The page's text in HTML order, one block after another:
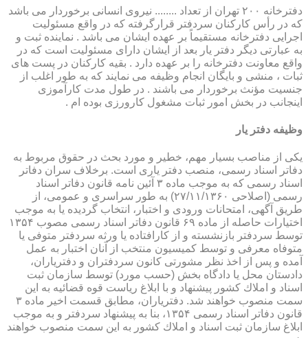
دفترخانه ۲۰۰ تهران از تعداد ........ نیروی انسانی برخوردار می باشد
که در رأس کارکنان سردفتر قرارگرفته که در واقع مسئولیت
اجرایی دفترخانه مستقیماً بر عهده ایشان می باشد . نماینده ثبت و
به عبارتی دیگر دفتر یار بعد از ایشان دارای مسئولیت است که در
واقع معاونت دفترخانه را بر عهده دارد . بقیه کارکنان در پست های
ثبات ، منشی و بایگان انجام وظیفه می نمایند که به طور اغلب از
جنسیت مؤنث برخوردار می باشند . در طول مدت کارآموزی
اینجانب در بخش امور ثبات مشغول کارورزی بوده ام .
وظیفه دفتر یار
یكی از مناصب بسیار مهم، خطیر و مورد بحث در حقوق مربوط به
دفاتر اسناد رسمی، منصب دفتر یاری است. برخلاف سران دفاتر
اسناد رسمی كه به موجب ماده ۳ آئین نامه قانون دفاتر اسناد
رسمی (اصلاحی ۲۷/۱۱/۱۳۶۰) به طور سراسری و عمومی، از
طریق آگهی، امتحانات ورودی و اختبار، انتخاب گردیده یا به موجب
اختیارات حاصله از ماده ۶۹ قانون دفاتر اسناد رسمی مصوب ۱۳۵۴
توسط سردفتر بازنشسته و از كارافتاده یا ورثه سردفتر متوفی یا
متوفاه معرفی و توسط كمیسیون منتخب از آنان اختبار به عمل
آمده و پس از اخذ نظر مشورتی كانون سردفتران و دفتریاران،
دادستان محل یا دادگاه بخش (حسب مورد) توسط سازمان ثبت
اسناد و املاك كشور پیشنهاد و با ابلاغ ریاست قوه قضائیه به این
سمت منصوب خواهند شد. دفتریاران، مطابق قسمت اخیر ماده ۳
قانون دفاتر اسناد رسمی ۱۳۵۴، بنا به پیشنهاد سردفتر و به موجب
ابلاغ سازمان ثبت اسناد و املاك كشور به این سمت منصوب خواهند